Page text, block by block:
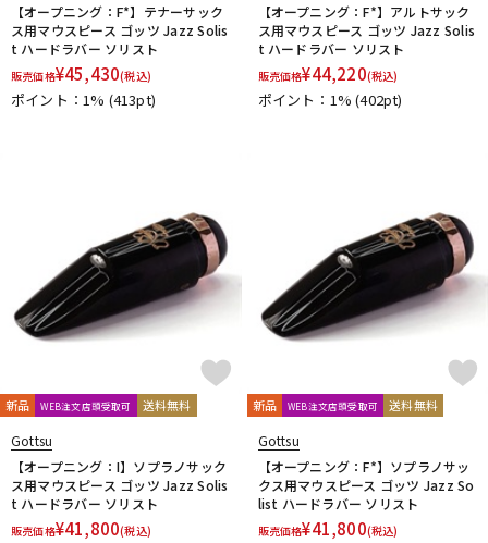
【オープニング：F*】テナーサック
ス用マウスピース ゴッツ Jazz Solis
t ハードラバー ソリスト
販売価格¥45,430(税込)
ポイント：1% (413pt)
【オープニング：F*】アルトサック
ス用マウスピース ゴッツ Jazz Solis
t ハードラバー ソリスト
販売価格¥44,220(税込)
ポイント：1%(402pt)
新品 WEB注文店頭受取可 送料無料
Gottsu
【オープニング：I】ソプラノサック
ス用マウスピース ゴッツ Jazz Solis
t ハードラバー ソリスト
販売価格¥41,800(税込)
新品 WEB注文店頭受取可 送料無料
Gottsu
【オープニング：F*】ソプラノサッ
クス用マウスピース ゴッツ Jazz So
list ハードラバー ソリスト
販売価格¥41,800(税込)